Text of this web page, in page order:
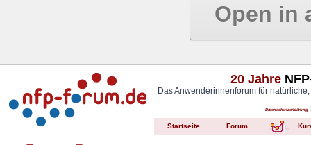
Open in
20 Jahre
Das Anwenderinnenforum für
Datenschutzerklärung
Startseite Forum